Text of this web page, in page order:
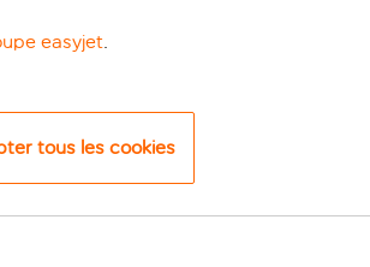
easyjet.
tous les cookies